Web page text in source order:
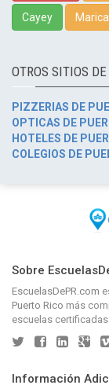
Cayey
OTROS SITIOS
PIZZERIAS DE
OPTICAS DE
HOTELES DE
COLEGIOS DE
Sobre
EscuelasDePR.com
Puerto Rico más
escuelas certificadas
Información